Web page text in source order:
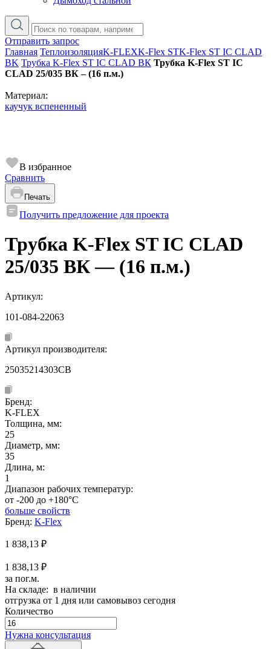
Отправить запрос
Главная ТеплоизоляцияK-FLEXK-Flex STK-Flex ST IC CLAD
BK Трубка K-Flex ST IC CLAD ВК Трубка K-Flex ST IC
CLAD 25/035 ВК – (16 п.м.)
Материал:
каучук вспененный
В избранное
Сравнить
Печать
Получить предложение для проекта
Трубка K-Flex ST IC CLAD
25/035 ВК — (16 п.м.)
Артикул:
101-084-22063
Артикул производителя:
25035214303CB
Бренд:
K-FLEX
Толщина, мм:
25
Диаметр, мм:
35
Длина, м:
1
Диапазон рабочих температур:
от -200 до +180°C
больше свойств
Бренд: K-Flex
1 838,13 ₽
1 838,13 ₽
за пог.м.
На складе: в наличии
отгрузка от 1 дня или самовывоз сегодня
Количество
Количество
товара
Трубка
Нужна консультация